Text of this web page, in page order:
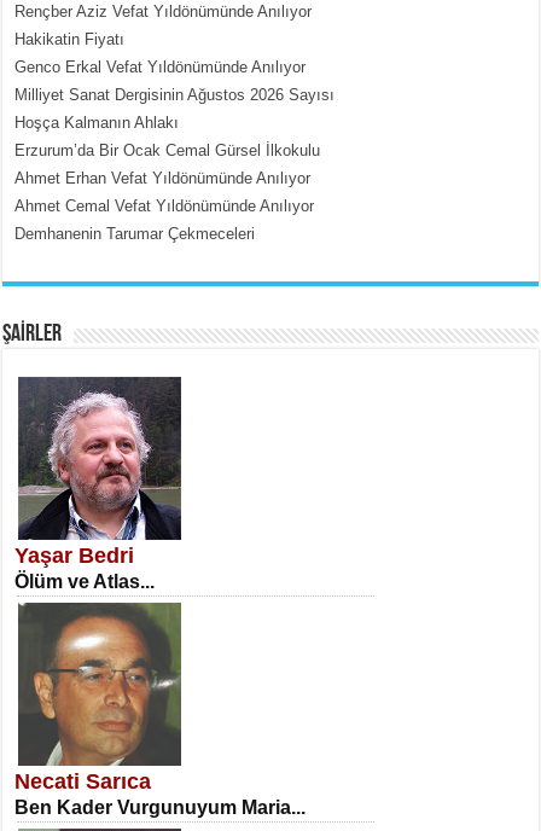
MEHMET ÇOBAN
İçerdeki Put Dışardaki Maskeler...
SATILMIŞ ÜMİT ÇETİNKAYA
Erkenlik...
NECLA DİLEK ARSLAN
Öğretmenler Günü Mahkemesi...
Rençber Aziz Vefat Yıldönümünde Anılıyor
Hakikatin Fiyatı
Genco Erkal Vefat Yıldönümünde Anılıyor
Milliyet Sanat Dergisinin Ağustos 2026 Sayısı
Hoşça Kalmanın Ahlakı
Erzurum’da Bir Ocak Cemal Gürsel İlkokulu
Ahmet Erhan Vefat Yıldönümünde Anılıyor
Ahmet Cemal Vefat Yıldönümünde Anılıyor
Demhanenin Tarumar Çekmeceleri
ŞAİRLER
Yaşar Bedri
Ölüm ve Atlas...
Necati Sarıca
Ben Kader Vurgunuyum Maria...